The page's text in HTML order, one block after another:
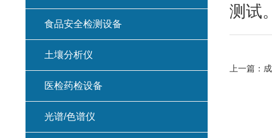
测试
上一篇： 成
食品安全检测设备
土壤分析仪
医检药检设备
光谱/色谱仪